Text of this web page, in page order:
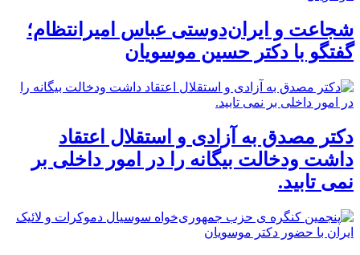
شجاعت و ایران‌دوستی عباس امیرانتظام؛
گفتگو با دکتر حسین موسویان
دکتر مصدق به آزادی و استقلال اعتقاد
داشت ودخالت بیگانه را در امور داخلی بر
نمی تابید.